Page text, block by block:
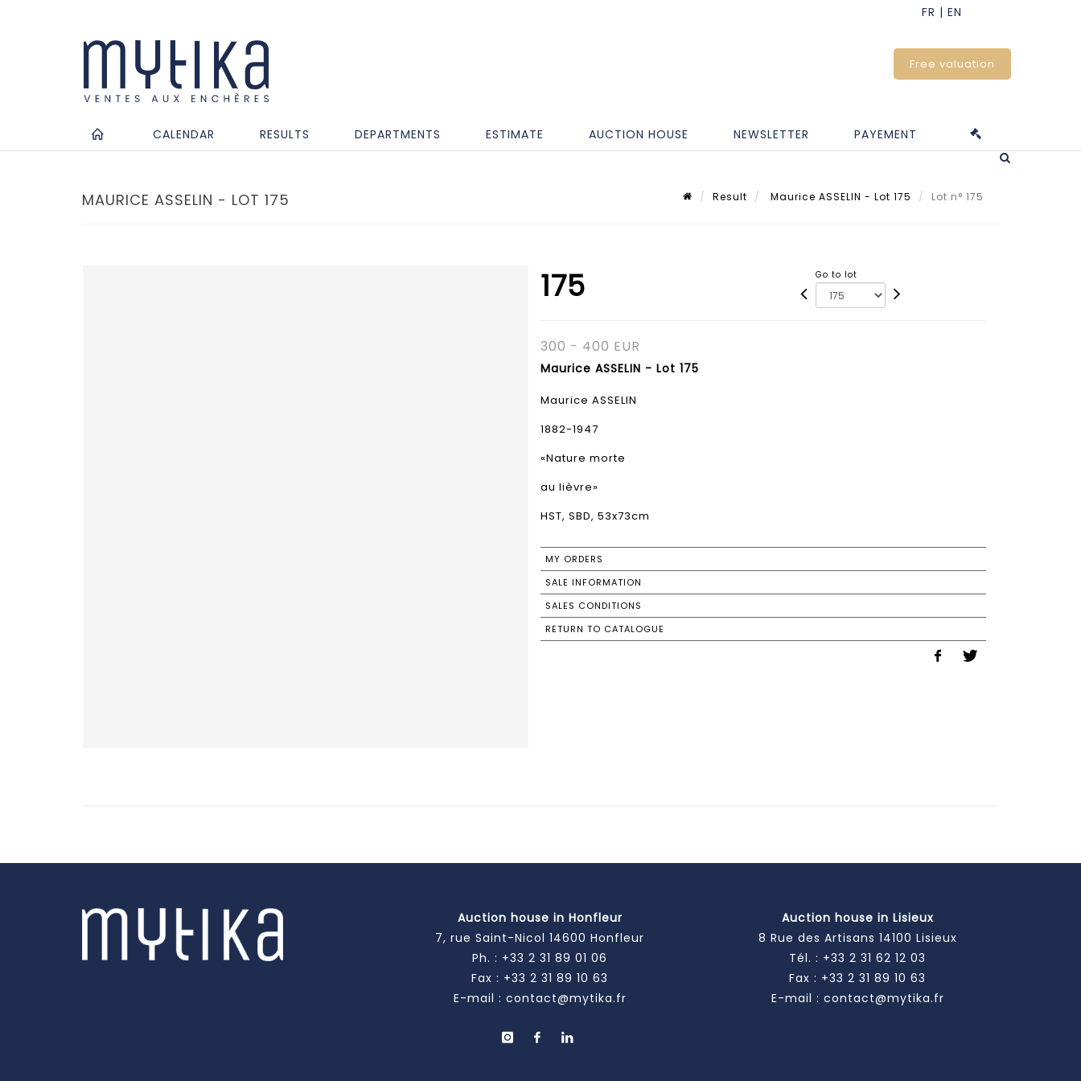
Free valuation
CALENDAR RESULTS DEPARTMENTS ESTIMATE AUCTION HOUSE NEWSLETTER PAYEMENT
MAURICE ASSELIN - LOT 175 Result Maurice ASSELIN - Lot 175 Lot n° 175
175 Go to lot
300 - 400 EUR
Maurice ASSELIN - Lot 175
Maurice ASSELIN
1882-1947
«Nature morte
au lièvre»
HST, SBD, 53x73cm
MY ORDERS
SALE INFORMATION
SALES CONDITIONS
RETURN TO CATALOGUE
Auction house in Honfleur
7, rue Saint-Nicol 14600 Honfleur
Ph. : +33 2 31 89 01 06
Fax : +33 2 31 89 10 63
E-mail : contact@mytika.fr
Auction house in Lisieux
8 Rue des Artisans 14100 Lisieux
Tél. : +33 2 31 62 12 03
Fax : +33 2 31 89 10 63
E-mail : contact@mytika.fr